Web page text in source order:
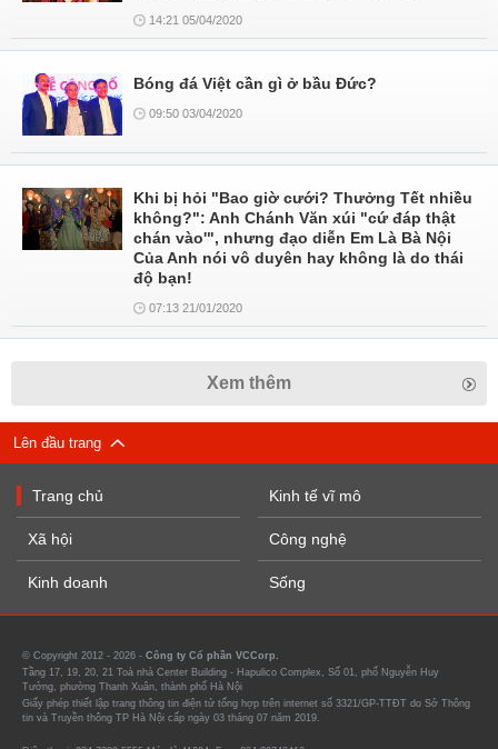
14:21 05/04/2020
Bóng đá Việt cần gì ở bầu Đức?
09:50 03/04/2020
Khi bị hỏi "Bao giờ cưới? Thưởng Tết nhiều
không?": Anh Chánh Văn xúi "cứ đáp thật
chán vào'", nhưng đạo diễn Em Là Bà Nội
Của Anh nói vô duyên hay không là do thái
độ bạn!
07:13 21/01/2020
Xem thêm
Lên đầu trang
Trang chủ
Xã hội
Kinh doanh
Kinh tế vĩ mô
Công nghệ
Sống
© Copyright 2012 - 2026 - Công ty Cổ phần VCCorp.
Tầng 17, 19, 20, 21 Toà nhà Center Building - Hapulico Complex, Số 01, phố Nguyễn Huy
Tưởng, phường Thanh Xuân, thành phố Hà Nội
Giấy phép thiết lập trang thông tin điện tử tổng hợp trên internet số 3321/GP-TTĐT do Sở Thông
tin và Truyền thông TP Hà Nội cấp ngày 03 tháng 07 năm 2019.